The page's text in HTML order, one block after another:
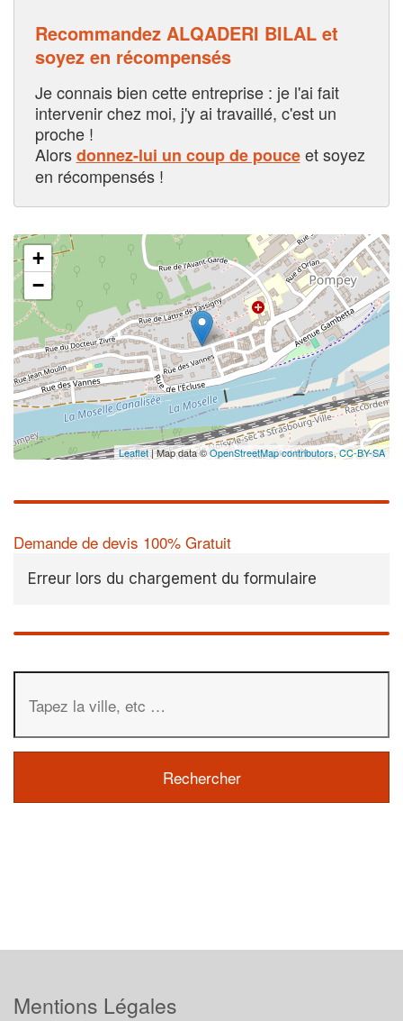
Recommandez ALQADERI BILAL et
soyez en récompensés
Je connais bien cette entreprise : je l'ai fait
intervenir chez moi, j'y ai travaillé, c'est un
proche !
Alorsdonnez-lui un coup de pouceet soyez
en récompensés !
+
−
Leaflet| Map data ©OpenStreetMap contributors,CC-BY-SA
Demande de devis 100% Gratuit
Erreur lors du chargement du formulaire
Mentions Légales